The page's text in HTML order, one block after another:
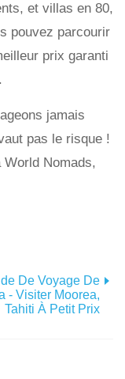
et villas en 80,
pouvez parcourir
prix garanti
jamais
pas le risque !
Nomads,
De Voyage De
- Visiter Moorea,
Tahiti À Petit Prix